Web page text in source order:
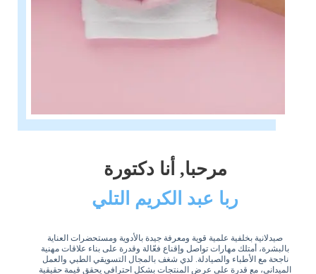
مرحبا, أنا دكتورة
ربا عبد الكريم التلي
صيدلانية بخلفية علمية قوية ومعرفة جيدة بالأدوية ومستحضرات العناية
بالبشرة، أمتلك مهارات تواصل وإقناع فعّالة وقدرة على بناء علاقات مهنية
ناجحة مع الأطباء والصيادلة. لدي شغف بالمجال التسويقي الطبي والعمل
الميداني، مع قدرة على عرض المنتجات بشكل احترافي يحقق قيمة حقيقية